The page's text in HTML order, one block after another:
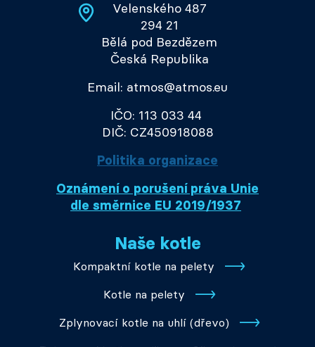
Velenského 487
294 21
Bělá pod Bezdězem
Česká Republika
Email: atmos@atmos.eu
IČO: 113 033 44
DIČ: CZ450918088
Politika organizace
Oznámení o porušení práva Unie
dle směrnice EU 2019/1937
Naše kotle
Kompaktní kotle na pelety
Kotle na pelety
Zplynovací kotle na uhlí (dřevo)